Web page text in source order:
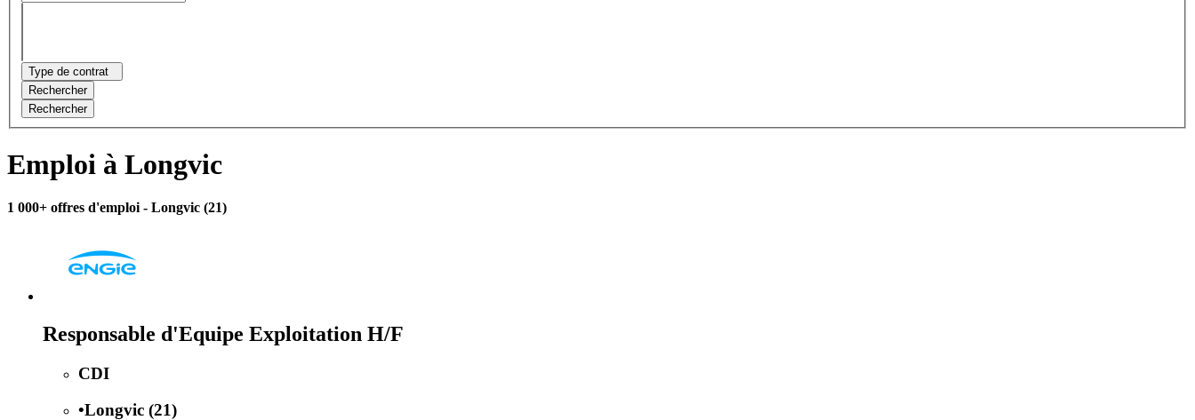
Type de contrat
Rechercher
Rechercher
Emploi à Longvic
1 000+ offres d'emploi - Longvic (21)
Responsable d'Equipe Exploitation H/F
CDI
•Longvic (21)